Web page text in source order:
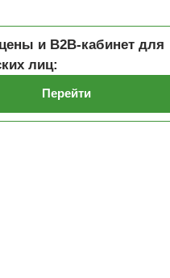
и B2B-кабинет для
лиц:
Перейти